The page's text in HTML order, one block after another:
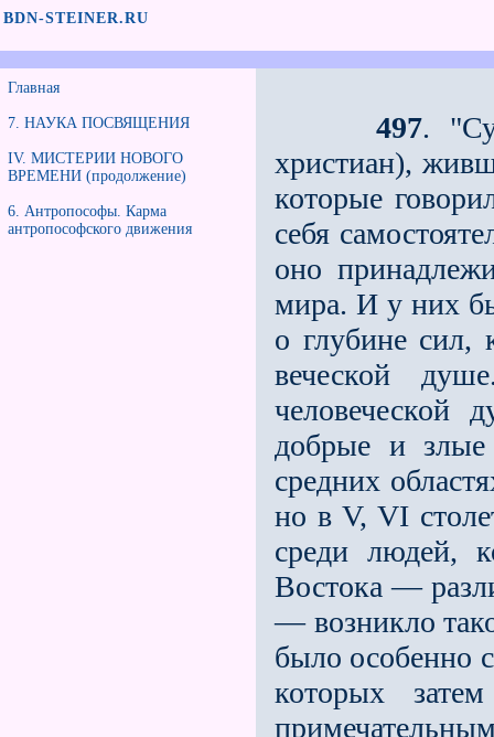
BDN-STEINER.RU
Главная
7. НАУКА ПОСВЯЩЕНИЯ
IV. МИСТЕРИИ НОВОГО
ВРЕМЕНИ (продолжение)
6. Антропософы. Карма
антропософского движения
497.
христиан),
которые
себя
оно
мира. И у них
о глубине
веческой
добрые и
средних
но в V, VI
среди людей,
Востока —
— возникло
было особенно
которых